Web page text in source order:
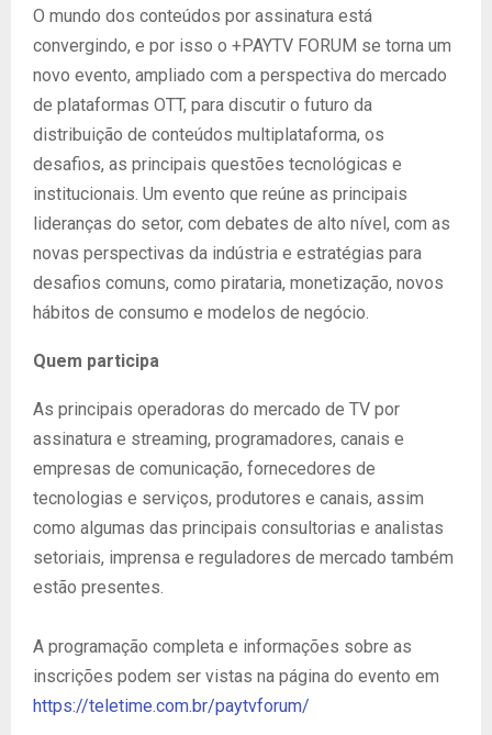
O mundo dos conteúdos por assinatura está
convergindo, e por isso o +PAYTV FORUM se torna um
novo evento, ampliado com a perspectiva do mercado
de plataformas OTT, para discutir o futuro da
distribuição de conteúdos multiplataforma, os
desafios, as principais questões tecnológicas e
institucionais. Um evento que reúne as principais
lideranças do setor, com debates de alto nível, com as
novas perspectivas da indústria e estratégias para
desafios comuns, como pirataria, monetização, novos
hábitos de consumo e modelos de negócio.
Quem participa
As principais operadoras do mercado de TV por
assinatura e streaming, programadores, canais e
empresas de comunicação, fornecedores de
tecnologias e serviços, produtores e canais, assim
como algumas das principais consultorias e analistas
setoriais, imprensa e reguladores de mercado também
estão presentes.
A programação completa e informações sobre as
inscrições podem ser vistas na página do evento em
https://teletime.com.br/paytvforum/